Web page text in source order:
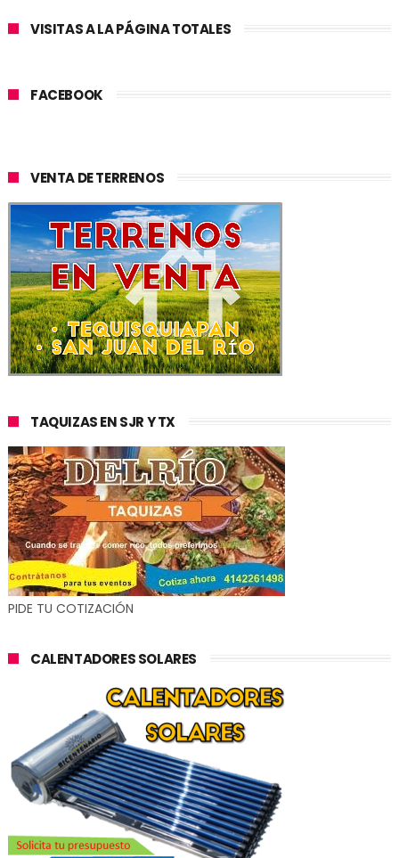
VISITAS A LA PÁGINA TOTALES
FACEBOOK
VENTA DE TERRENOS
TAQUIZAS EN SJR Y TX
PIDE TU COTIZACIÓN
CALENTADORES SOLARES